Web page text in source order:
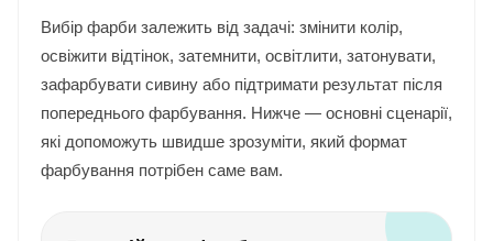
Вибір фарби залежить від задачі: змінити колір,
освіжити відтінок, затемнити, освітлити, затонувати,
зафарбувати сивину або підтримати результат після
попереднього фарбування. Нижче — основні сценарії,
які допоможуть швидше зрозуміти, який формат
фарбування потрібен саме вам.